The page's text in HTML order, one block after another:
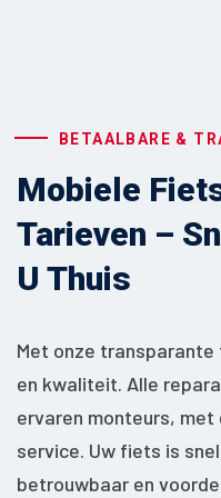
BETAALBARE &
Mobiele
Tarieven –
U Thuis
Met onze
en kwaliteit. Alle
ervaren monteurs,
service. Uw fiets is
betrouwbaar en